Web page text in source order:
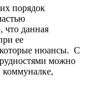
порядок
что данная
ее
нюансы. С
можно
коммуналке,